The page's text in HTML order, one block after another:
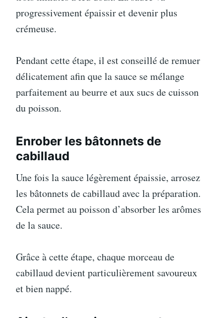
progressivement épaissir et devenir plus
crémeuse.
Pendant cette étape, il est conseillé de remuer
délicatement afin que la sauce se mélange
parfaitement au beurre et aux sucs de cuisson
du poisson.
Enrober les bâtonnets de
cabillaud
Une fois la sauce légèrement épaissie, arrosez
les bâtonnets de cabillaud avec la préparation.
Cela permet au poisson d’absorber les arômes
de la sauce.
Grâce à cette étape, chaque morceau de
cabillaud devient particulièrement savoureux
et bien nappé.